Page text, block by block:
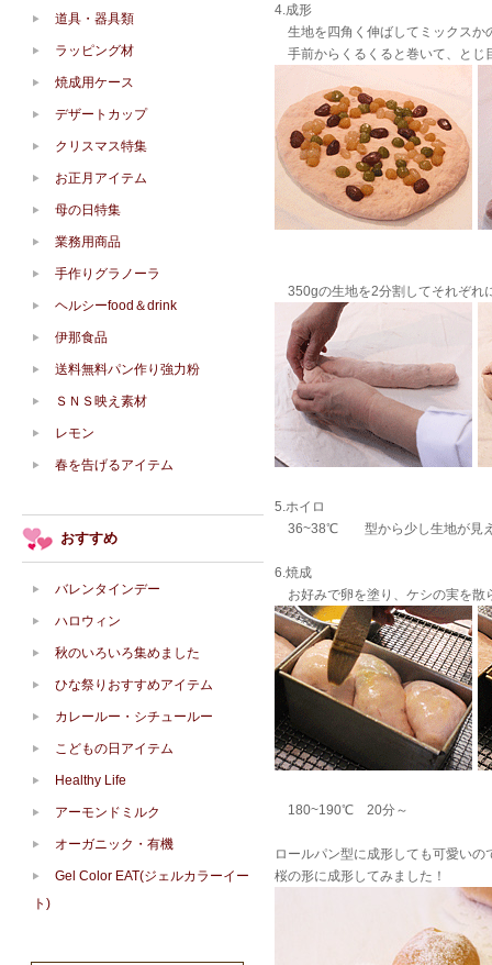
4.成形
生地を四角く伸ばしてミックスか
手前からくるくると巻いて、とじ
350gの生地を2分割してそれぞれ
5.ホイロ
36~38℃ 型から少し生地が見え
6.焼成
お好みで卵を塗り、ケシの実を散
180~190℃ 20分～
ロールパン型に成形しても可愛いの
桜の形に成形してみました！
道具・器具類
ラッピング材
焼成用ケース
デザートカップ
クリスマス特集
お正月アイテム
母の日特集
業務用商品
手作りグラノーラ
ヘルシーfood＆drink
伊那食品
送料無料パン作り強力粉
ＳＮＳ映え素材
レモン
春を告げるアイテム
おすすめ
バレンタインデー
ハロウィン
秋のいろいろ集めました
ひな祭りおすすめアイテム
カレールー・シチュールー
こどもの日アイテム
Healthy Life
アーモンドミルク
オーガニック・有機
Gel Color EAT(ジェルカラーイー
ト)